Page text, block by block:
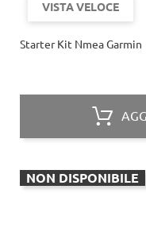
VISTA VELOCE
Starter Kit Nmea Garmin
NON DISPONIBILE